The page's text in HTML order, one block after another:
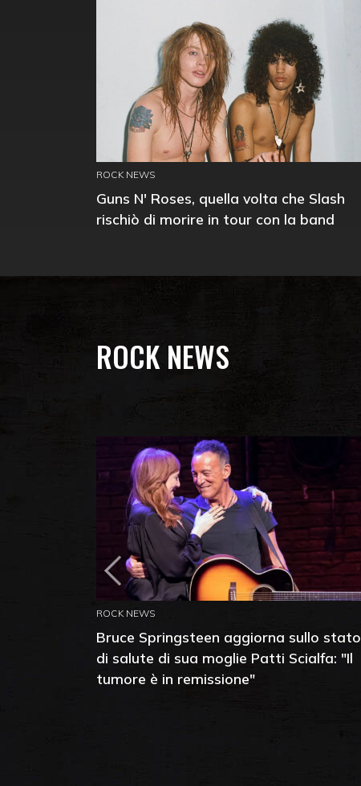
ROCK NEWS
Guns N' Roses, quella volta che Slash
rischiò di morire in tour con la band
ROCK NEWS
ROCK NEWS
Bruce Springsteen aggiorna sullo stato
di salute di sua moglie Patti Scialfa: "Il
tumore è in remissione"